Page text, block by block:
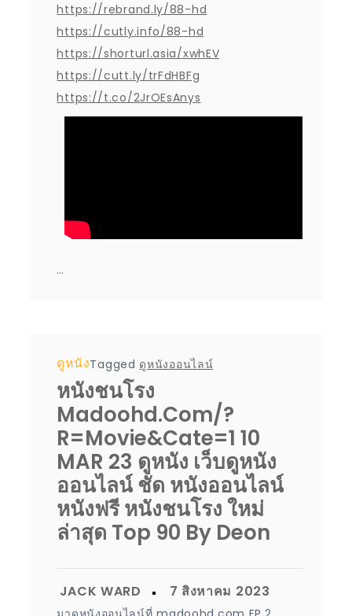
https://rebrand.ly/88-hd
https://cutly.info/88-hd
https://shorturl.asia/xwhEV
https://cutt.ly/trFdHBFg
https://t.co/2JrOEsAnys
…
ดูหนังTagged ดูหนังออนไลน์
หนังชนโรง
Madoohd.com/?
R=movie&cate=1 10
MAR 23 ดูหนัง เว็บดูหนัง
ออนไลน์ ชัด หนังออนไลน์
หนังฟรี หนังชนโรง ใหม่
ล่าสุด Top 90 By Deon